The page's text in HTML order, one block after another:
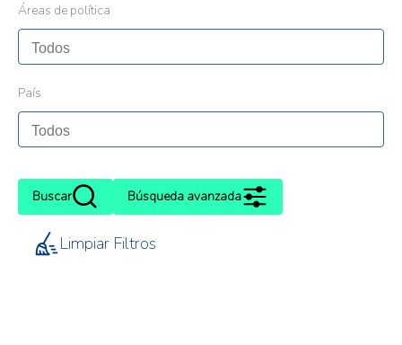
Áreas de política
País
Buscar Búsqueda avanzada
Limpiar Filtros